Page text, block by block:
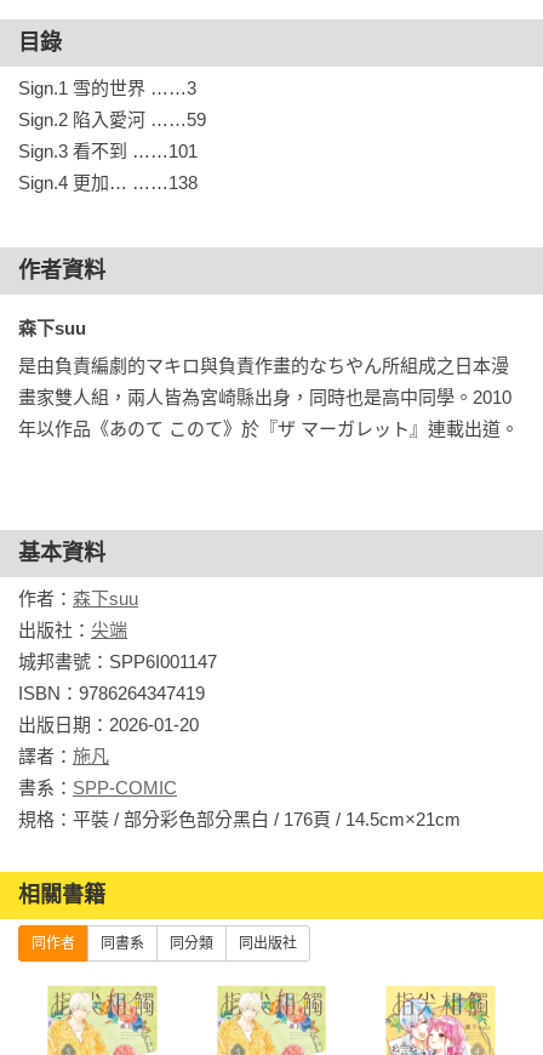
目錄
Sign.1 雪的世界 ……3
Sign.2 陷入愛河 ……59
Sign.3 看不到 ……101
Sign.4 更加… ……138
作者資料
森下suu
是由負責編劇的マキロ與負責作畫的なちやん所組成之日本漫
畫家雙人組，兩人皆為宮崎縣出身，同時也是高中同學。2010
年以作品《あのて このて》於『ザ マーガレット』連載出道。
基本資料
作者： 森下suu
出版社： 尖端
城邦書號：SPP6I001147
ISBN：9786264347419
出版日期：2026-01-20
譯者： 施凡
書系： SPP-COMIC
相關書籍
同作者 同書系 同分類 同出版社